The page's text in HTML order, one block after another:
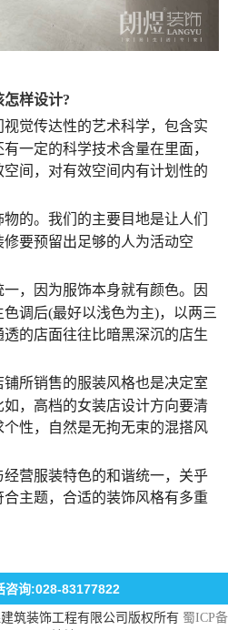
怎样设计?
觉传达性的艺术科学，包含实
一定的科学技术含量在里面，
间，对有效空间内有计划性的
的。我们的主要目地是让人们
要预留出足够的人为活动空
，因为服饰本身就有颜色。因
调后(最好以浅色为主)，以两三
的店面往往比暗黑深沉的店生
所销售的服装风格也是决定室
，高档的女装店设计方向要清
性，自然是无拘无束的混搭风
营服装特色的和谐统一，关乎
主题，合适的装饰风格有多重
咨询:028-83177822
筑装饰工程有限公司版权所有 蜀ICP备